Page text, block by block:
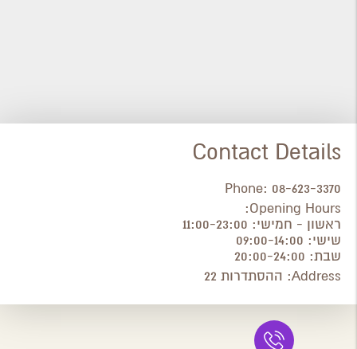
Contact Details
Phone: 08-623-3370
Opening Hours:
ראשון - חמישי: 11:00-23:00
שישי: 09:00-14:00
שבת: 20:00-24:00
Address: ההסתדרות 22